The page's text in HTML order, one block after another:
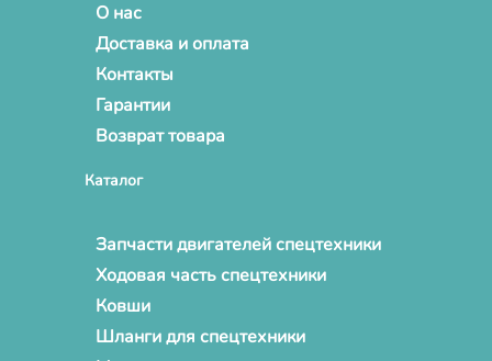
О нас
Доставка и оплата
Контакты
Гарантии
Возврат товара
Каталог
Запчасти двигателей спецтехники
Ходовая часть спецтехники
Ковши
Шланги для спецтехники